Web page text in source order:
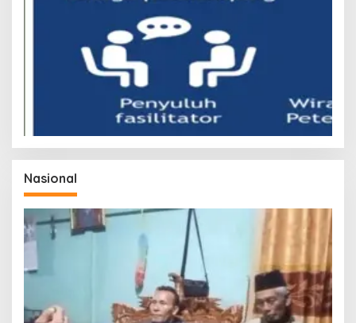
Nasional